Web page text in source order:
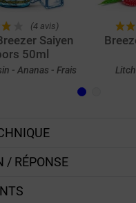
(4 avis)
Saiyen
50ml
- Ananas - Frais
/ RÉPONSE